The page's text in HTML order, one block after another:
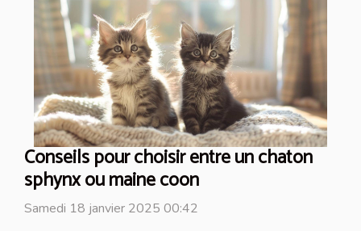
Conseils pour choisir entre un chaton
sphynx ou maine coon
Samedi 18 janvier 2025 00:42